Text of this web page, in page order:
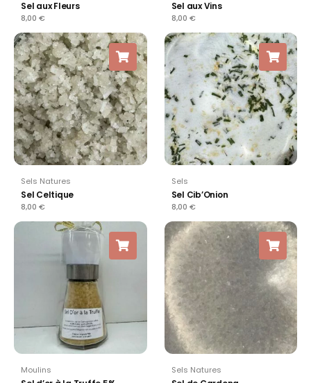
Sel aux Fleurs
8,00 €
Sel aux Vins
8,00 €
Sels Natures
Sel Celtique
8,00 €
Sels
Sel Cib’Onion
8,00 €
Moulins Sels Natures